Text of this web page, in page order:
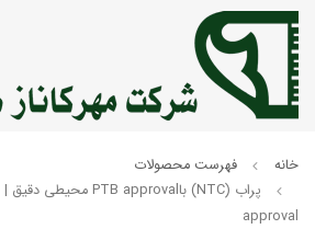
خانه
فهرست محصولات
approval